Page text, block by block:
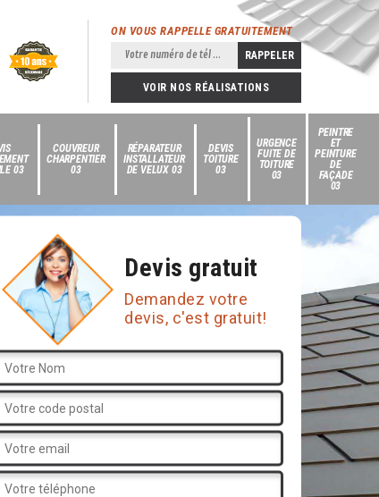
ON VOUS RAPPELLE GRATUITEMENT
VOIR NOS RÉALISATIONS
03
COUVREUR
CHARPENTIER
03
RÉPARATEUR
INSTALLATEUR
DE VELUX 03
DEVIS
TOITURE
03
URGENCE
FUITE DE
TOITURE
03
PEINTRE
ET
PEINTURE
DE
FAÇADE
03
Devis gratuit
Demandez votre
devis, c'est gratuit!